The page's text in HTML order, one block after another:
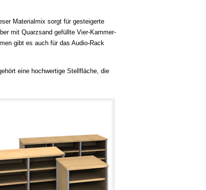
Materialmix sorgt für gesteigerte
mit Quarzsand gefüllte Vier-Kammer-
gibt es auch für das Audio-Rack
eine hochwertige Stellfläche, die